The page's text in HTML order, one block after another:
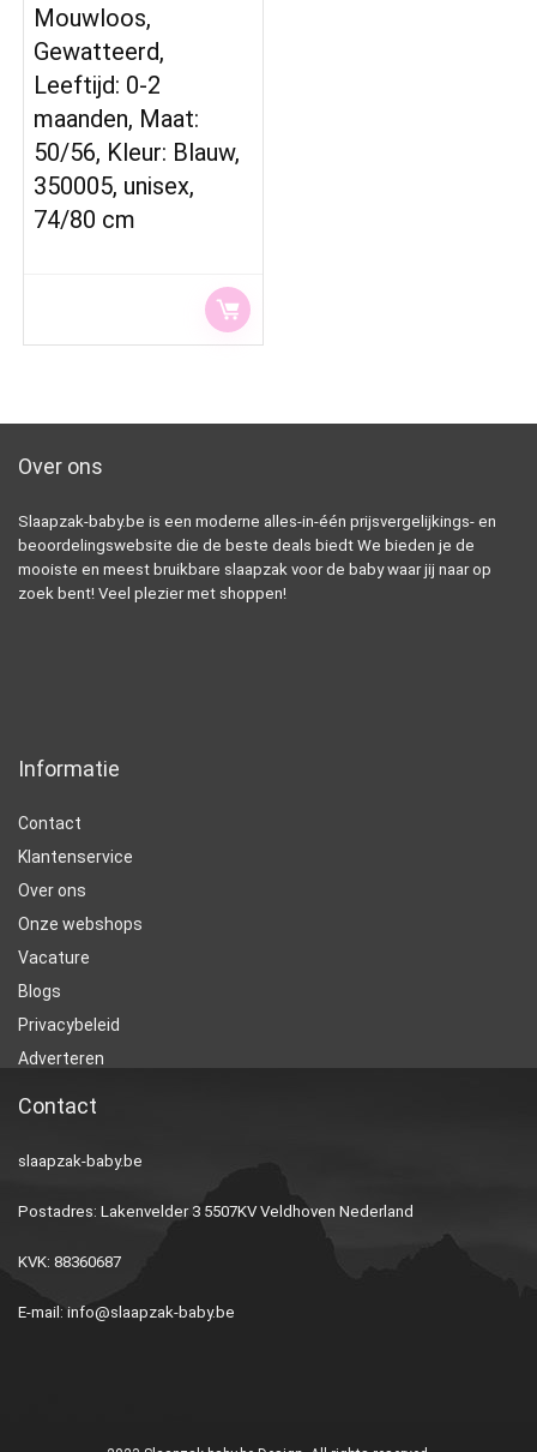
Mouwloos,
Gewatteerd,
Leeftijd: 0-2
maanden, Maat:
50/56, Kleur: Blauw,
350005, unisex,
74/80 cm
Over ons
Slaapzak-baby.be is een moderne alles-in-één prijsvergelijkings- en
beoordelingswebsite die de beste deals biedt We bieden je de
mooiste en meest bruikbare slaapzak voor de baby waar jij naar op
zoek bent! Veel plezier met shoppen!
Informatie
Contact
Klantenservice
Over ons
Onze webshops
Vacature
Blogs
Privacybeleid
Adverteren
Contact
slaapzak-baby.be
Postadres: Lakenvelder 3 5507KV Veldhoven Nederland
KVK: 88360687
E-mail: info@slaapzak-baby.be